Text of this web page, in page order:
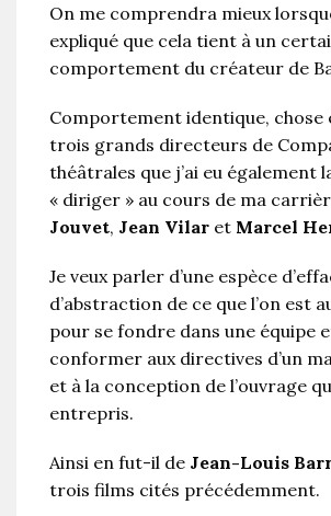
On me comprendra mieux
expliqué que cela tient à un
comportement du créateur de
Comportement identique, chose
trois grands directeurs de
théâtrales que j’ai eu également
« diriger » au cours de ma
Jouvet, Jean Vilar et Marcel
Je veux parler d’une espèce
d’abstraction de ce que l’on est
pour se fondre dans une équipe
conformer aux directives d’un
et à la conception de l’ouvrage
entrepris.
Ainsi en fut-il de Jean-Louis
trois films cités précédemment.